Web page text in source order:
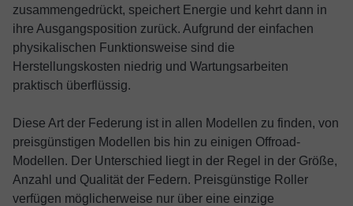
zusammengedrückt, speichert Energie und kehrt dann in
ihre Ausgangsposition zurück. Aufgrund der einfachen
physikalischen Funktionsweise sind die
Herstellungskosten niedrig und Wartungsarbeiten
praktisch überflüssig.
Diese Art der Federung ist in allen Modellen zu finden, von
preisgünstigen Modellen bis hin zu einigen Offroad-
Modellen. Der Unterschied liegt in der Regel in der Größe,
Anzahl und Qualität der Federn. Preisgünstige Roller
verfügen möglicherweise nur über eine einzige